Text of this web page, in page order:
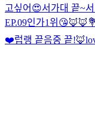
고싶어😍서가대 끝~
EP.09인가1위😘🦊🦊 💐
❤️럽랭 끝음중 끝!🦊